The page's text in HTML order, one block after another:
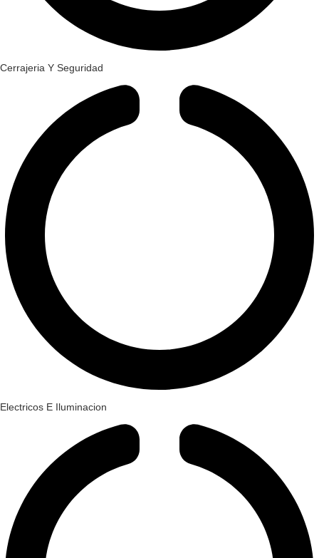
Cerrajeria Y Seguridad
Electricos E Iluminacion